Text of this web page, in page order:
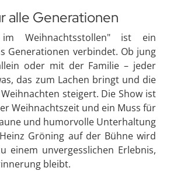
alle Generationen
im Weihnachtsstollen" ist ein
Generationen verbindet. Ob jung
oder mit der Familie – jeder
das zum Lachen bringt und die
steigert. Die Show ist
Weihnachtszeit und ein Muss für
und humorvolle Unterhaltung
Gröning auf der Bühne wird
einem unvergesslichen Erlebnis,
bleibt.